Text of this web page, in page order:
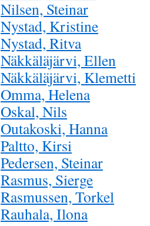
Nilsen, Steinar
Nystad, Kristine
Nystad, Ritva
Näkkäläjärvi, Ellen
Näkkäläjärvi, Klemetti
Omma, Helena
Oskal, Nils
Outakoski, Hanna
Paltto, Kirsi
Pedersen, Steinar
Rasmus, Sierge
Rasmussen, Torkel
Rauhala, Ilona